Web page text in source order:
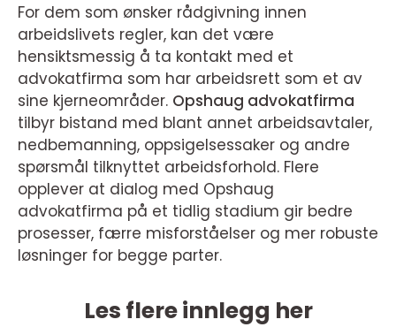
For dem som ønsker rådgivning innen
arbeidslivets regler, kan det være
hensiktsmessig å ta kontakt med et
advokatfirma som har arbeidsrett som et av
sine kjerneområder. Opshaug advokatfirma
tilbyr bistand med blant annet arbeidsavtaler,
nedbemanning, oppsigelsessaker og andre
spørsmål tilknyttet arbeidsforhold. Flere
opplever at dialog med Opshaug
advokatfirma på et tidlig stadium gir bedre
prosesser, færre misforståelser og mer robuste
løsninger for begge parter.
Les flere innlegg her